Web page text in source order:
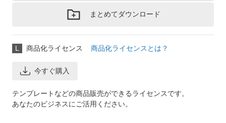
まとめてダウンロード
L 商品化ライセンス 商品化ライセンスとは？
今すぐ購入
テンプレートなどの商品販売ができるライセンスです。
あなたのビジネスにご活用ください。